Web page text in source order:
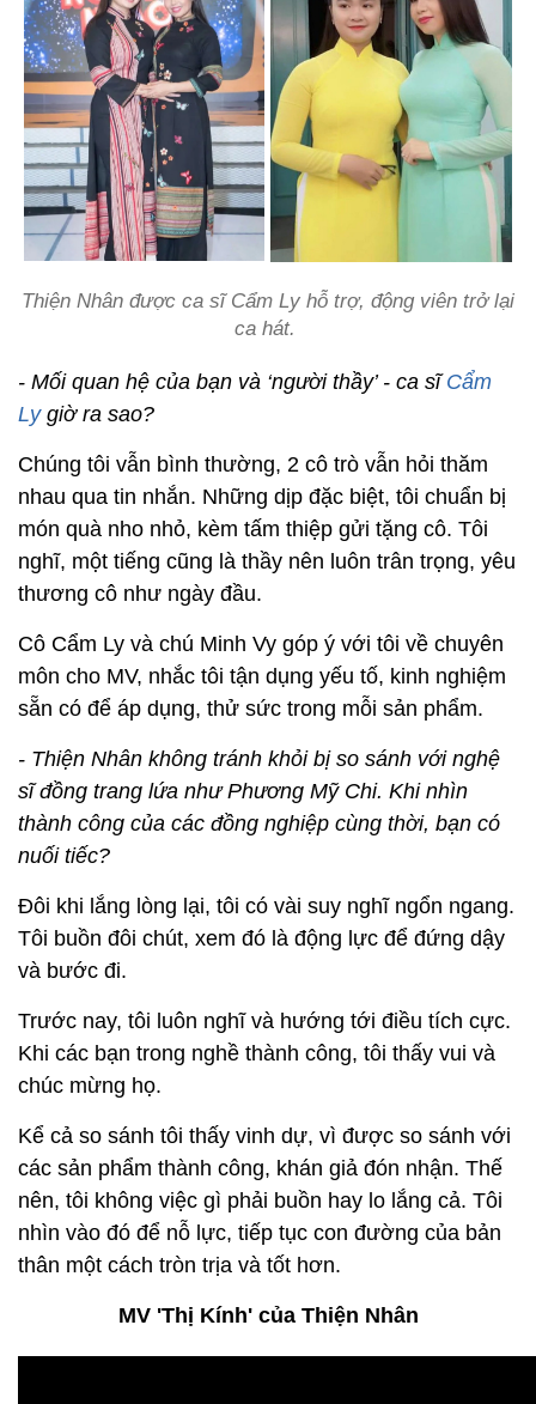
Thiện Nhân được ca sĩ Cẩm Ly hỗ trợ, động viên trở lại
ca hát.
- Mối quan hệ của bạn và ‘người thầy’ - ca sĩCẩm
Lygiờ ra sao?
Chúng tôi vẫn bình thường, 2 cô trò vẫn hỏi thăm
nhau qua tin nhắn. Những dịp đặc biệt, tôi chuẩn bị
món quà nho nhỏ, kèm tấm thiệp gửi tặng cô. Tôi
nghĩ, một tiếng cũng là thầy nên luôn trân trọng, yêu
thương cô như ngày đầu.
Cô Cẩm Ly và chú Minh Vy góp ý với tôi về chuyên
môn cho MV, nhắc tôi tận dụng yếu tố, kinh nghiệm
sẵn có để áp dụng, thử sức trong mỗi sản phẩm.
- Thiện Nhân không tránh khỏi bị so sánh với nghệ
sĩ đồng trang lứa như Phương Mỹ Chi. Khi nhìn
thành công của các đồng nghiệp cùng thời, bạn có
nuối tiếc?
Đôi khi lắng lòng lại, tôi có vài suy nghĩ ngổn ngang.
Tôi buồn đôi chút, xem đó là động lực để đứng dậy
và bước đi.
Trước nay, tôi luôn nghĩ và hướng tới điều tích cực.
Khi các bạn trong nghề thành công, tôi thấy vui và
chúc mừng họ.
Kể cả so sánh tôi thấy vinh dự, vì được so sánh với
các sản phẩm thành công, khán giả đón nhận. Thế
nên, tôi không việc gì phải buồn hay lo lắng cả. Tôi
nhìn vào đó để nỗ lực, tiếp tục con đường của bản
thân một cách tròn trịa và tốt hơn.
MV 'Thị Kính' của Thiện Nhân